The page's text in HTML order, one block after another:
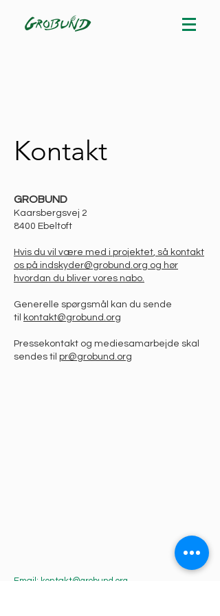
Kontakt
GROBUND
Kaarsbergsvej 2
8400 Ebeltoft
Hvis du vil være med i projektet, så kontakt
os på indskyder@grobund.org og hør
hvordan du bliver vores nabo.
Generelle spørgsmål kan du sende
til
kontakt@grobund.org
Pressekontakt og mediesamarbejde skal
sendes til pr@grobund.org
Email: kontakt@grobund.org